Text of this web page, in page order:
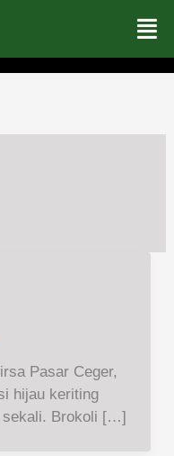
Pasar Ceger,
hijau keriting
sekali. Brokoli […]